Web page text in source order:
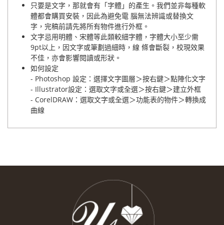
只要是文字，那就會有「字體」的產生。我們並非每種軟
體都會購買安裝，因此為避免電 腦無法辨識或替換文
字，完稿前請先將所有物件進行外框。
文字忌用明體、宋體等此類較細字體，字體大小至少需
9pt以上，因文字或筆劃過細時，線 條會斷裂，校現效果
不佳，亦會影響閱讀或形狀。
如何設定
- Photoshop 設定：選擇文字圖層＞按右鍵＞點陣化文字
- Illustrator設定：選取文字或全選＞按右鍵＞建立外框
- CorelDRAW：選取文字或全選＞功能表的物件＞轉換成
曲線